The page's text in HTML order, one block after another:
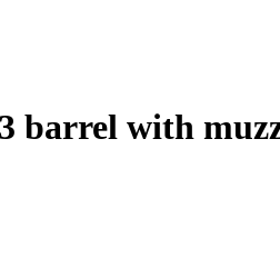
3 barrel with